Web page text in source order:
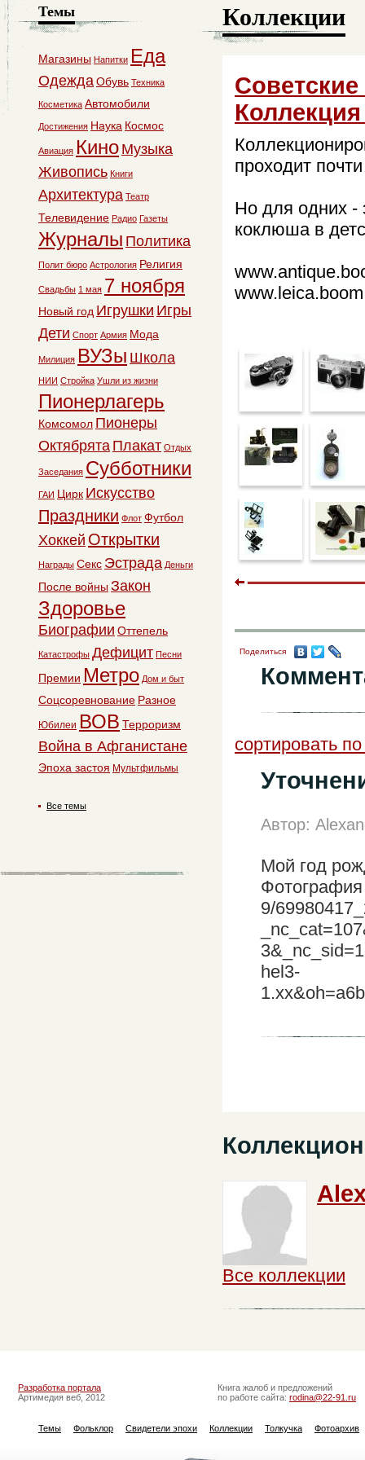
Коллекции
проходит
Но для одних -
коклюша в
Поделиться
сортировать
Автор:
Мой год
9/
hel3-
Все коллекции
Темы
Магазины Напитки Еда
ОдеждаОбувь Техника
Косметика Автомобили
Достижения Наука Космос
Авиация Кино Музыка
Живопись Книги
Архитектура Театр
Телевидение Радио Газеты
Журналы Политика
Полит бюро Астрология Религия
Свадьбы 1 мая 7 ноября
Новый год Игрушки Игры
Дети Спорт Армия Мода
Милиция ВУЗы Школа
НИИ Стройка Ушли из жизни
Пионерлагерь
Комсомол Пионеры
Октябрята Плакат Отдых
Заседания Субботники
ГАИ Цирк Искусство
Праздники Флот Футбол
Хоккей Открытки
Награды Секс Эстрада Деньги
После войны Закон
Здоровье
Биографии Оттепель
Катастрофы Дефицит Песни
Премии Метро Дом и быт
Соцсоревнование Разное
Юбилеи ВОВ Терроризм
Война в Афганистане
Эпоха застоя Мультфильмы
Все темы
Разработка портала
Артимедия веб, 2012
Книга жалоб и предложений
по работе сайта: rodina@22-91.ru
Темы Фольклор Свидетели эпохи Коллекции Толкучка Фотоархив